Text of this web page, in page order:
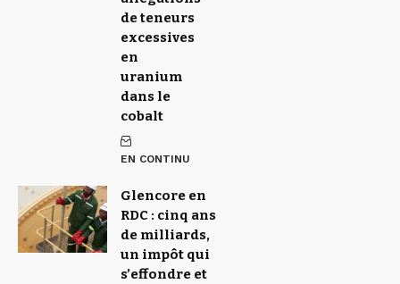
de teneurs
excessives
en
uranium
dans le
cobalt
EN CONTINU
Glencore en
RDC : cinq ans
de milliards,
un impôt qui
s’effondre et